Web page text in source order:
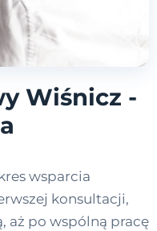
Wiśnicz -
wsparcia
konsultacji,
aż po wspólną pracę